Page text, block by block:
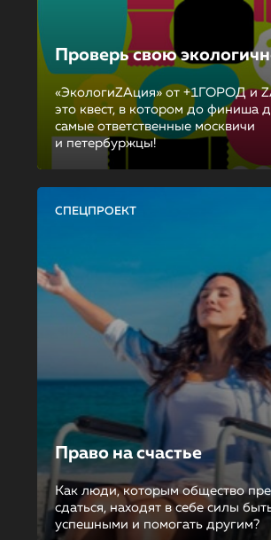
Проверь свою
«ЭкологиZAция» от +1ГОРОД и
это квест, в котором до финиша
самые ответственные москвичи
и петербуржцы!
СПЕЦПРОЕКТ
Право на счастье
Как люди, которым общество
сдаться, находят в себе силы
успешными и помогать другим?